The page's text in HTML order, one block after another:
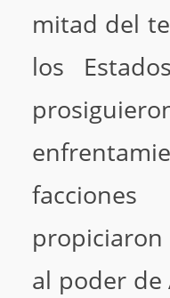
mitad del
los
al poder de